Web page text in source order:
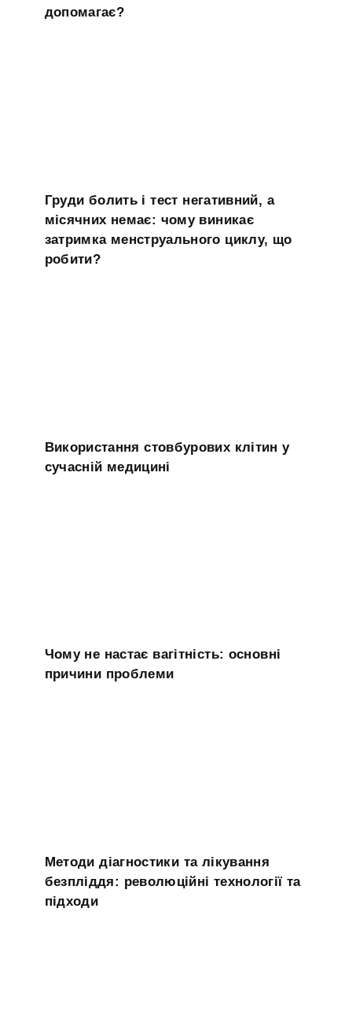
допомагає?
Груди болить і тест негативний, а
місячних немає: чому виникає
затримка менструального циклу, що
робити?
Використання стовбурових клітин у
сучасній медицині
Чому не настає вагітність: основні
причини проблеми
Методи діагностики та лікування
безпліддя: революційні технології та
підходи